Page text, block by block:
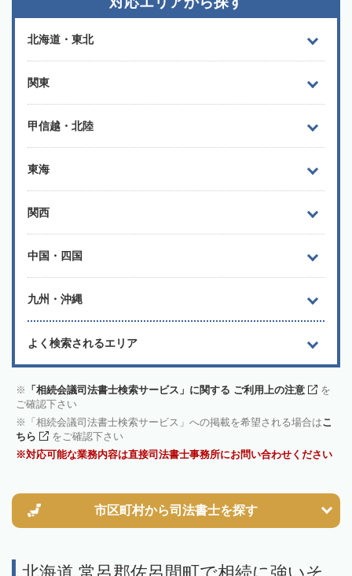
北海道・東北
関東
甲信越・北陸
東海
関西
中国・四国
九州・沖縄
よく検索されるエリア
「相続会議司法書士検索サービス」に関する ご利用上の注意
を
ご確認下さい
「相続会議司法書士検索サービス」への掲載を希望される場合はこ
ちら
をご確認下さい
対応可能な業務内容は直接司法書士事務所にお問い合わせください
市区町村から司法書士を探す